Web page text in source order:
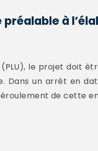
à
le projet doit
Dans un arrêt en
de cette